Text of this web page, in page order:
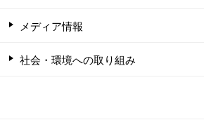
メディア情報
社会・環境への取り組み